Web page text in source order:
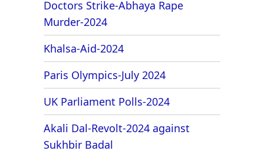
Doctors Strike-Abhaya Rape
Murder-2024
Khalsa-Aid-2024
Paris Olympics-July 2024
UK Parliament Polls-2024
Akali Dal-Revolt-2024 against
Sukhbir Badal